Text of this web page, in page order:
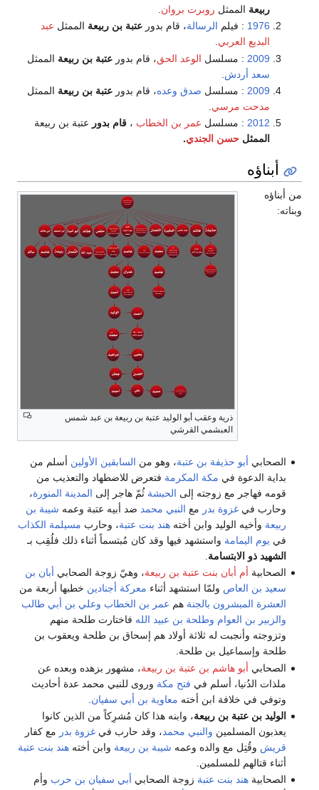
ربيعة الممثل روبرت بروان
1976 : فيلم الرسالة، قام بدور عتبة بن ربيعة الممثل عبد
البديع العربي
2009 : مسلسل الوعد الحق، قام بدور عتبة بن ربيعة الممثل
سعد أردش
2009 : مسلسل صدق وعده، قام بدور عتبة بن ربيعة الممثل
مدحت مرسي
2012: مسلسل عمر بن الخطاب ، قام بدور عتبة بن ربيعة
الممثل حسن الجندي.
أبناؤه
ذرية وعقب أبو الوليد عتبة بن ربيعة بن عبد شمس
العبشمي القرشي
من أبناؤه
وبناته:
الصحابي أبو حذيفة بن عتبة، وهو من السابقين الأولين أسلم من
بداية الدعوة في مكة المكرمة فتعرض للاضطهاد والتعذيب من
قومه فهاجر مع زوجته إلى الحبشة ثُمّ هاجر إلى المدينة المنورة،
وحارب فيغزوة بدر مع النبي محمد ضد أبيه عتبة وعمه شيبة بن
ربيعة وأخيه الوليد وابن أختههند بنت عتبة، وحارب مسيلمة الكذاب
في يوم اليمامة واستشهد فيها وقد كان مُبتسماً أثناء ذلك فلُقِب بـ
الشهيد ذو الابتسامة
الصحابية أم أبان بنت عتبة بن ربيعة، وهيّ زوجة الصحابي أبان بن
سعيد بن العاص ولمّا استشهد أثناء معركة أجنادين خطبها أربعة من
العشرة المبشرون بالجنة هم عمر بن الخطاب وعلي بن أبي طالب
والزبير بن العوام وطلحة بن عبيد الله فاختارت طلحة منهم
وتزوجته وأنجبت له ثلاثة أولاد هم إسحاق بن طلحة ويعقوب بن
طلحة وإسماعيل بن طلحة.
الصحابي أبو هاشم بن عتبة بن ربيعة، مشهور بزهده وبعده عن
ملذات الدُنيا، أسلم في فتح مكة وروى للنبي محمد عدة أحاديث
وتوفي في خلافة ابن أخته معاوية بن أبي سفيان
الوليد بن عتبة بن ربيعة، وابنه هذا كان مُشرِكاً من الذين كانوا
يعذبون المسلمين والنبي محمد، وقد حارب فيغزوة بدر مع كفار
قريش وقُتِل مع والده وعمه شيبة بن ربيعة وابن أختههند بنت عتبة
أثناء قتالهم للمسلمين.
الصحابيةهند بنت عتبة زوجة الصحابي أبي سفيان بن حرب وأم